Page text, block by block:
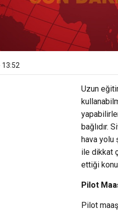
13:52
Uzun
bağlıdır.
hava yolu
ile dikkat
ettiği
Pilot
Pilot